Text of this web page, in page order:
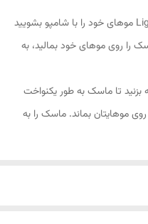
برای استفاده از ماسک مو لاتنس Lightness موهای خود را با شامپو بشویید
را روی موهای خود بمالید، به
بزنید تا ماسک به طور یکنواخت
ماسک 10 تا 15 دقیقه روی موهایتان بماند. ماسک را به